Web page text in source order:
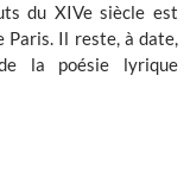
du XIVe siècle est
Paris. Il reste, à date,
la poésie lyrique